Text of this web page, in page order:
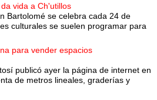
vida a Ch'utillos
Bartolomé se celebra cada 24 de
culturales se suelen programar para
para vender espacios
publicó ayer la página de internet en
de metros lineales, graderías y